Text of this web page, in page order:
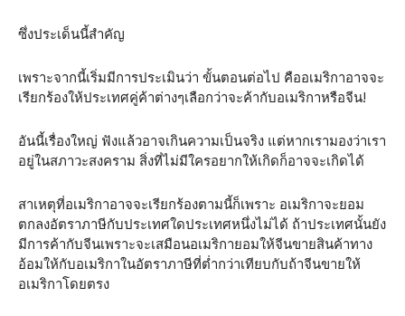
ซึ่งประเด็นนี้สำคัญ
เพราะจากนี้เริ่มมีการประเมินว่า ขั้นตอนต่อไป คืออเมริกาอาจจะ
เรียกร้องให้ประเทศคู่ค้าต่างๆเลือกว่าจะค้ากับอเมริกาหรือจีน!
อันนี้เรื่องใหญ่ ฟังแล้วอาจเกินความเป็นจริง แต่หากเรามองว่าเรา
อยู่ในสภาวะสงคราม สิ่งที่ไม่มีใครอยากให้เกิดก็อาจจะเกิดได้
สาเหตุที่อเมริกาอาจจะเรียกร้องตามนี้ก็เพราะ อเมริกาจะยอม
ตกลงอัตราภาษีกับประเทศใดประเทศหนึ่งไม่ได้ ถ้าประเทศนั้นยัง
มีการค้ากับจีนเพราะจะเสมือนอเมริกายอมให้จีนขายสินค้าทาง
อ้อมให้กับอเมริกาในอัตราภาษีที่ตํ่ากว่าเทียบกับถ้าจีนขายให้
อเมริกาโดยตรง